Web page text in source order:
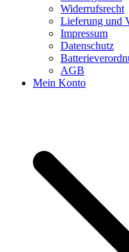
Widerrufsrecht
Lieferung und
Impressum
Datenschutz
AGB
Mein Konto